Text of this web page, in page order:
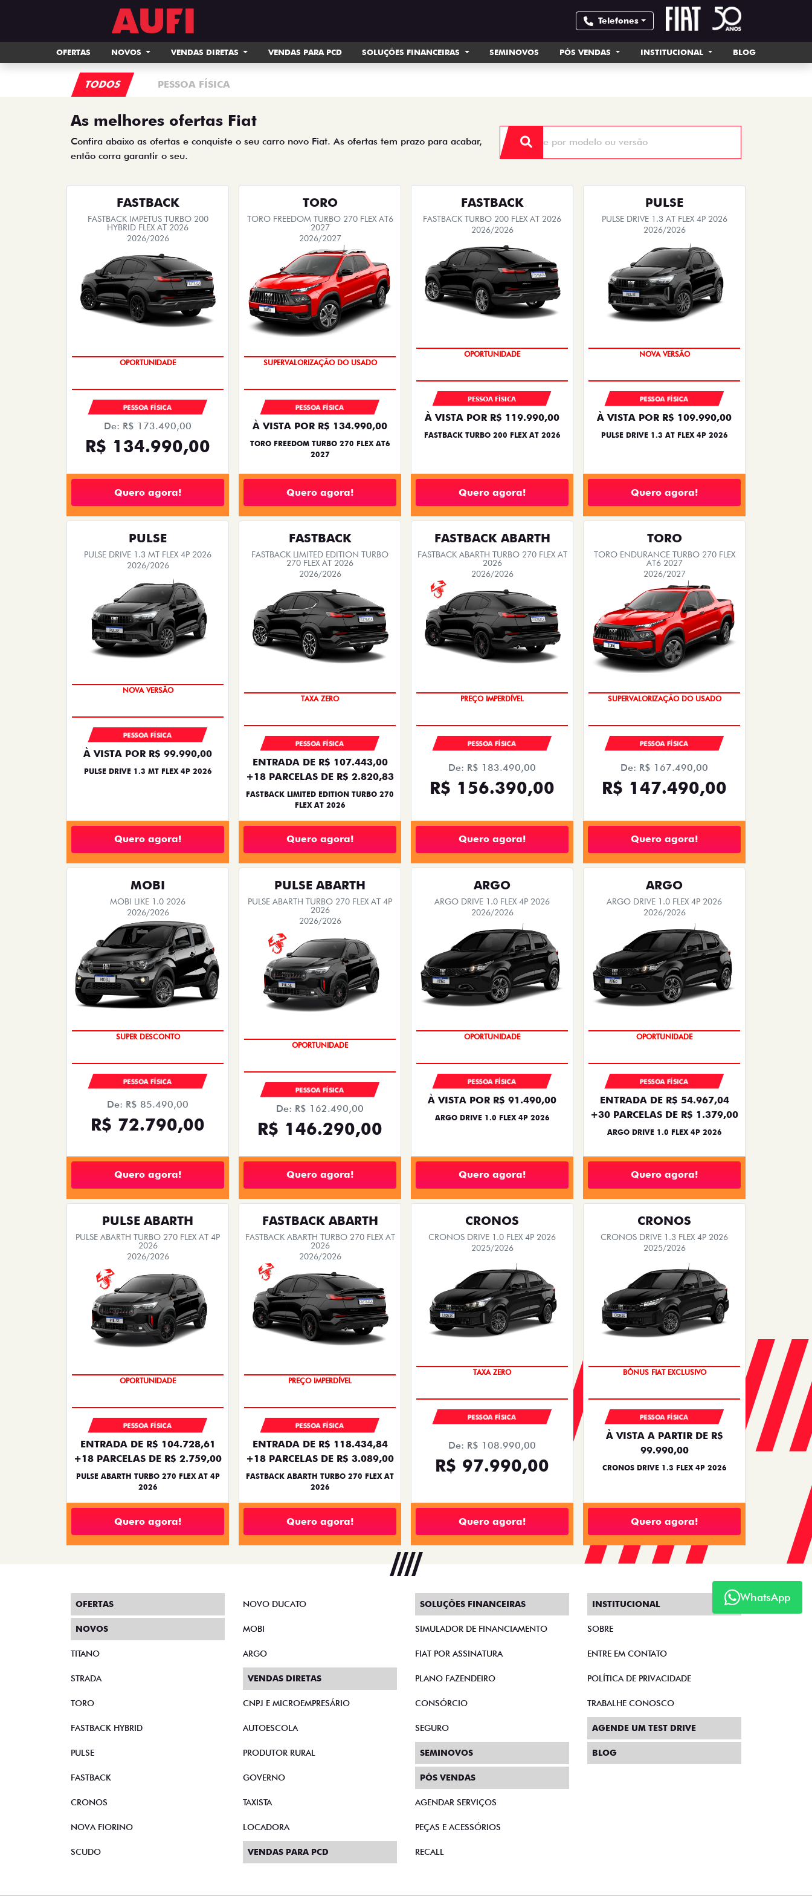
Telefones
OFERTAS NOVOS VENDAS DIRETAS VENDAS PARA PCD SOLUÇÕES FINANCEIRAS SEMINOVOS PÓS VENDAS INSTITUCIONAL BLOG
TODOS PESSOA FÍSICA
As melhores ofertas Fiat
Confira abaixo as ofertas e conquiste o seu carro novo Fiat. As ofertas tem prazo para acabar,
então corra garantir o seu.
FASTBACK
FASTBACK IMPETUS TURBO 200
HYBRID FLEX AT 2026
2026/2026
PREÇO IMPERDÍVEL
PESSOA FÍSICA
De: R$ 173.490,00
R$ 134.990,00
Quero agora!
TORO
TORO FREEDOM TURBO 270 FLEX AT6
2027
2026/2027
OPORTUNIDADE
PESSOA FÍSICA
À VISTA POR R$ 134.990,00
TORO FREEDOM TURBO 270 FLEX AT6
2027
Quero agora!
FASTBACK
FASTBACK TURBO 200 FLEX AT 2026
2026/2026
OPORTUNIDADE
PESSOA FÍSICA
À VISTA POR R$ 119.990,00
FASTBACK TURBO 200 FLEX AT 2026
Quero agora!
PULSE
PULSE DRIVE 1.3 AT FLEX 4P 2026
2026/2026
PREÇO IMPERDÍVEL
PESSOA FÍSICA
À VISTA POR R$ 109.990,00
PULSE DRIVE 1.3 AT FLEX 4P 2026
Quero agora!
PULSE
PULSE DRIVE 1.3 MT FLEX 4P 2026
2026/2026
PREÇO IMPERDÍVEL
PESSOA FÍSICA
À VISTA POR R$ 99.990,00
PULSE DRIVE 1.3 MT FLEX 4P 2026
Quero agora!
FASTBACK
FASTBACK LIMITED EDITION TURBO
270 FLEX AT 2026
2026/2026
PREÇO IMPERDÍVEL
PESSOA FÍSICA
ENTRADA DE R$ 107.443,00
+18 PARCELAS DE R$ 2.820,83
FASTBACK LIMITED EDITION TURBO 270
FLEX AT 2026
Quero agora!
FASTBACK ABARTH
FASTBACK ABARTH TURBO 270 FLEX AT
2026
2026/2026
SAIA DE FIAT 0KM
PESSOA FÍSICA
De: R$ 183.490,00
R$ 156.390,00
Quero agora!
TORO
TORO ENDURANCE TURBO 270 FLEX
AT6 2027
2026/2027
COM USADO NA TROCA
PESSOA FÍSICA
De: R$ 167.490,00
R$ 147.490,00
Quero agora!
MOBI
MOBI LIKE 1.0 2026
2026/2026
TAXA ZERO
PESSOA FÍSICA
De: R$ 85.490,00
R$ 72.790,00
Quero agora!
PULSE ABARTH
PULSE ABARTH TURBO 270 FLEX AT 4P
2026
2026/2026
SAIA DE FIAT 0KM
PESSOA FÍSICA
De: R$ 162.490,00
R$ 146.290,00
Quero agora!
ARGO
ARGO DRIVE 1.0 FLEX 4P 2026
2026/2026
BÔNUS DE 6 MIL REAIS
PESSOA FÍSICA
À VISTA POR R$ 91.490,00
ARGO DRIVE 1.0 FLEX 4P 2026
Quero agora!
ARGO
ARGO DRIVE 1.0 FLEX 4P 2026
2026/2026
BÔNUS DE 6 MIL REAIS
PESSOA FÍSICA
ENTRADA DE R$ 54.967,04
+30 PARCELAS DE R$ 1.379,00
ARGO DRIVE 1.0 FLEX 4P 2026
Quero agora!
PULSE ABARTH
PULSE ABARTH TURBO 270 FLEX AT 4P
2026
2026/2026
TAXA ZERO
PESSOA FÍSICA
ENTRADA DE R$ 104.728,61
+18 PARCELAS DE R$ 2.759,00
PULSE ABARTH TURBO 270 FLEX AT 4P
2026
Quero agora!
FASTBACK ABARTH
FASTBACK ABARTH TURBO 270 FLEX AT
2026
2026/2026
TAXA ZERO
PESSOA FÍSICA
ENTRADA DE R$ 118.434,84
+18 PARCELAS DE R$ 3.089,00
FASTBACK ABARTH TURBO 270 FLEX AT
2026
Quero agora!
CRONOS
CRONOS DRIVE 1.0 FLEX 4P 2026
2025/2026
COM USADO NA TROCA
PESSOA FÍSICA
De: R$ 108.990,00
R$ 97.990,00
Quero agora!
CRONOS
CRONOS DRIVE 1.3 FLEX 4P 2026
2025/2026
SUPER DESCONTO
PESSOA FÍSICA
À VISTA A PARTIR DE R$
99.990,00
CRONOS DRIVE 1.3 FLEX 4P 2026
Quero agora!
WhatsApp
OFERTAS
NOVOS
TITANO
STRADA
TORO
FASTBACK HYBRID
PULSE
FASTBACK
CRONOS
NOVA FIORINO
SCUDO
NOVO DUCATO
MOBI
ARGO
VENDAS DIRETAS
CNPJ E MICROEMPRESÁRIO
AUTOESCOLA
PRODUTOR RURAL
GOVERNO
TAXISTA
LOCADORA
VENDAS PARA PCD
SOLUÇÕES FINANCEIRAS
SIMULADOR DE FINANCIAMENTO
FIAT POR ASSINATURA
PLANO FAZENDEIRO
CONSÓRCIO
SEGURO
SEMINOVOS
PÓS VENDAS
AGENDAR SERVIÇOS
PEÇAS E ACESSÓRIOS
RECALL
INSTITUCIONAL
SOBRE
ENTRE EM CONTATO
POLÍTICA DE PRIVACIDADE
TRABALHE CONOSCO
AGENDE UM TEST DRIVE
BLOG